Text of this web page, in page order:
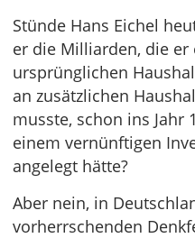
Stünde Hans Eichel
er die Milliarden, die er
ursprünglichen
an zusätzlichen
musste, schon ins Jahr
einem vernünftigen
angelegt hätte?
Aber nein, in
vorherrschenden